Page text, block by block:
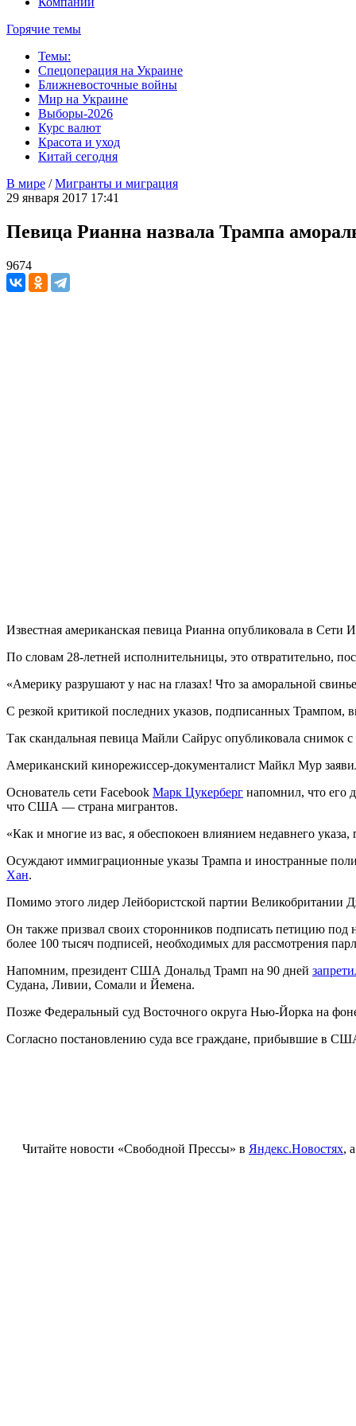
Горячие темы
Темы:
Спецоперация на Украине
Ближневосточные войны
Мир на Украине
Выборы-2026
Курс валют
Красота и уход
Китай сегодня
В мире /Мигранты и миграция
29 января 2017 17:41
Певица Рианна назвала Трампа
9674
Известная американская певица Рианна опубликовала в
По словам 28-летней исполнительницы, это отвратительно,
«Америку разрушают у нас на глазах! Что за аморальной
С резкой критикой последних указов, подписанных Трампом,
Так скандальная певица Майли Сайрус опубликовала снимок
Американский кинорежиссер-документалист Майкл Мур
Основатель сети Facebook Марк Цукерберг напомнил, что его
что США — страна мигрантов.
«Как и многие из вас, я обеспокоен влиянием недавнего
Осуждают иммиграционные указы Трампа и иностранные
Хан.
Помимо этого лидер Лейбористской партии Великобритании
Он также призвал своих сторонников подписать петицию
более 100 тысяч подписей, необходимых для рассмотрения
Напомним, президент США Дональд Трамп на 90 дней
Судана, Ливии, Сомали и Йемена.
Позже Федеральный суд Восточного округа Нью-Йорка на
Согласно постановлению суда все граждане, прибывшие в
Читайте новости «Свободной Прессы» в Яндекс.Новостях,